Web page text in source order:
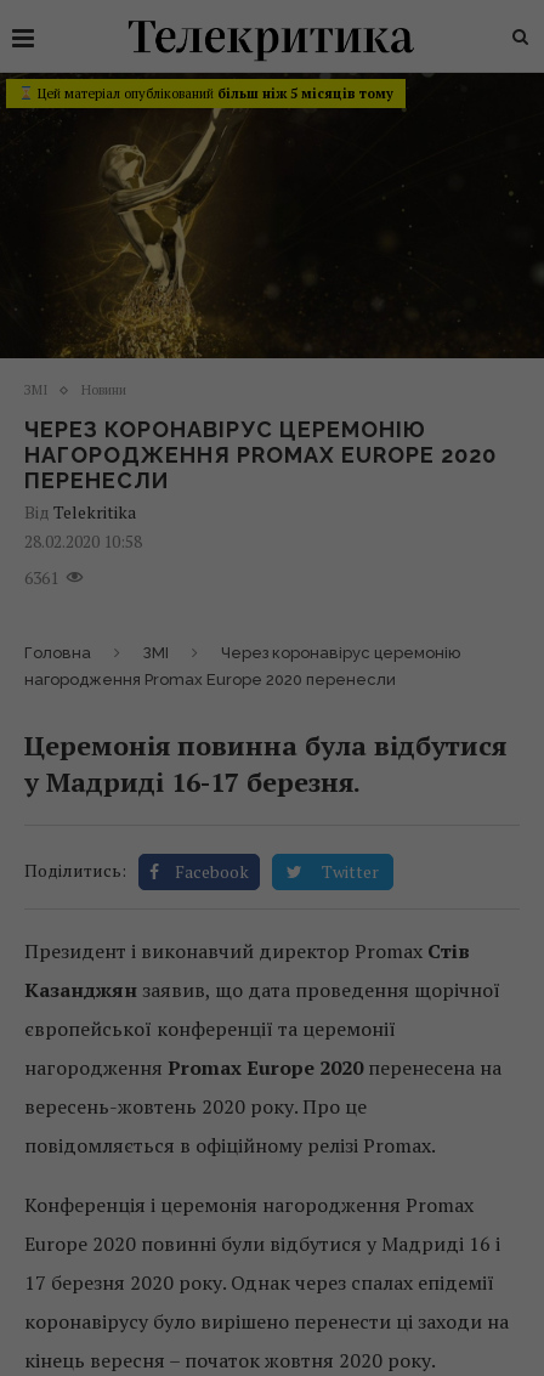
Цей матеріал опублікований більш ніж 5 місяців тому
ЗМІ Новини
ЧЕРЕЗ КОРОНАВІРУС ЦЕРЕМОНІЮ
НАГОРОДЖЕННЯ PROMAX EUROPE 2020
ПЕРЕНЕСЛИ
Від Telekritika
28.02.2020 10:58
6361
Головна ЗМІ
Через коронавірус церемонію
нагородження Promax Europe 2020 перенесли
Церемонія повинна була відбутися
у Мадриді 16-17 березня.
Поділитись: Facebook Twitter
Президент і виконавчий директор Promax Стів
Казанджян заявив, що дата проведення щорічної
європейської конференції та церемонії
нагородження Promax Europe 2020перенесена на
вересень-жовтень 2020 року. Про це
повідомляється в офіційному релізі Promax.
Конференція і церемонія нагородження Promax
Europe 2020 повинні були відбутися у Мадриді 16 і
17 березня 2020 року. Однак через спалах епідемії
коронавірусу було вирішено перенести ці заходи на
кінець вересня – початок жовтня 2020 року.